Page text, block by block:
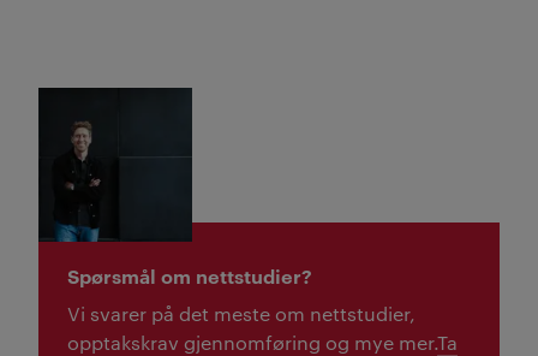
Spørsmål om nettstudier?
Vi svarer på det meste om nettstudier,
opptakskrav gjennomføring og mye mer.Ta